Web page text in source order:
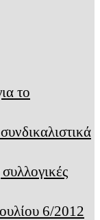
το
6/2012